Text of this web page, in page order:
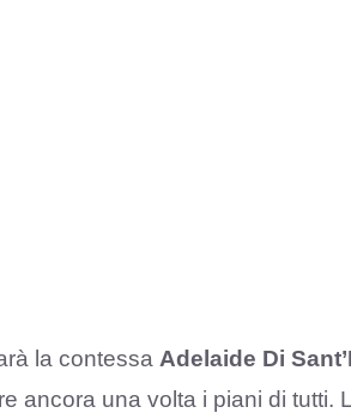
la contessa Adelaide Di
ancora una volta i piani di